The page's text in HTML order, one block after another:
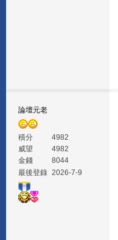
論壇元老
積分
4982
威望
4982
金錢
8044
最後登錄 2026-7-9